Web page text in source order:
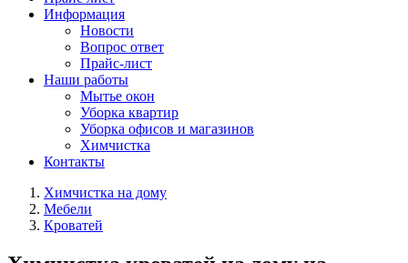
Информация
Новости
Вопрос ответ
Прайс-лист
Наши работы
Мытье окон
Уборка квартир
Уборка офисов и магазинов
Химчистка
Контакты
Химчистка на дому
Мебели
Кроватей